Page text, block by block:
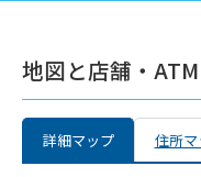
地図と店舗・
詳細マップ 住所